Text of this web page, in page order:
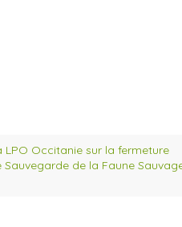
Occitanie sur la fermeture
de la Faune